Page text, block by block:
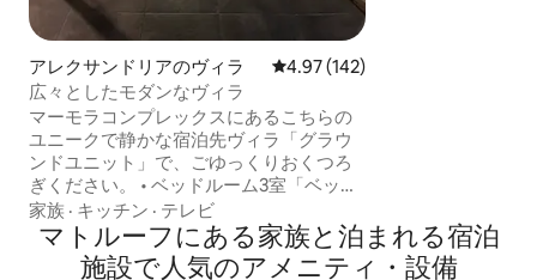
アレクサンドリアのヴィラ レビュー142件、5つ星中4.97つ
4.97 (142)
広々としたモダンなヴィラ
マーモラコンプレックスにあるこちらの
ユニークで静かな宿泊先ヴィラ「グラウ
ンドユニット」で、ごゆっくりおくつろ
ぎください。 • ベッドルーム3室「ベッド
4台」 •変形ソファベッド2台。 •設備の充
実したキッチン。 • 洗濯機。 •ダイニング
ルーム。 •アイロンあり。 •BBQグリル。
家族 · キッチン · テレビ
マトルーフにある家族と泊まれる宿泊
施設で人気のアメニティ・設備